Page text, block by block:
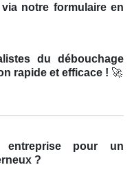
notre formulaire en
du débouchage
rapide et efficace ! 🚀
pour un
?